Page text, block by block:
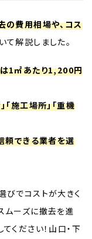
の費用相場や、コス
て解説しました。
は1㎡あたり1,200円
「施工場所」「重機
頼できる業者を選
びでコストが大きく
ムーズに撤去を進
ください！山口・下